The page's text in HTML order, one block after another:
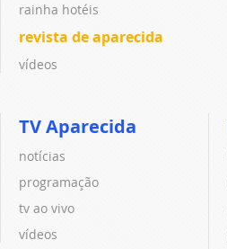
rainha hotéis
revista de aparecida
vídeos
TV Aparecida
notícias
programação
tv ao vivo
vídeos